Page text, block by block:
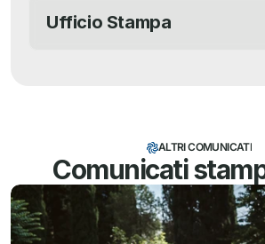
Ufficio Stampa
ALTRI COMUNICATI
Comunicati